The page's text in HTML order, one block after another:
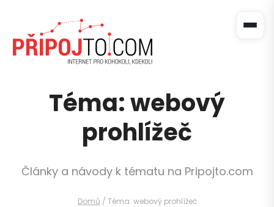
Téma: webový
prohlížeč
Články a návody k tématu na Pripojto.com
Domů / Téma: webový prohlížeč